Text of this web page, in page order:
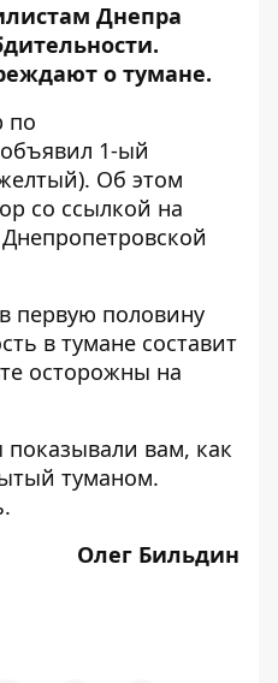
Днепра
о тумане.
по
1-ый
Об этом
со ссылкой на
первую половину
в тумане составит
осторожны на
вам, как
туманом.
.
Олег Бильдин